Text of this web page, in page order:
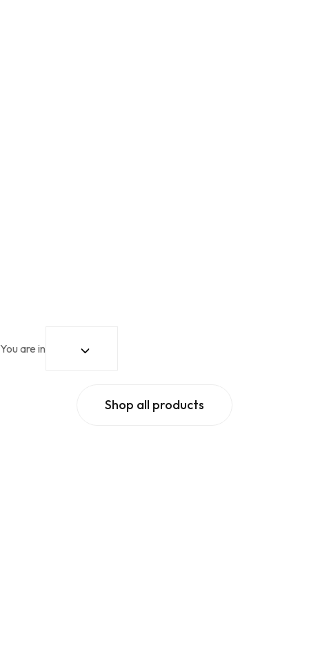
You are in
Shop all products